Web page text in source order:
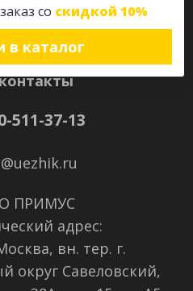
со скидкой 10%
в каталог
511-37-13
ПРИМУС
адрес:
вн. тер. г.
округ Савеловский,